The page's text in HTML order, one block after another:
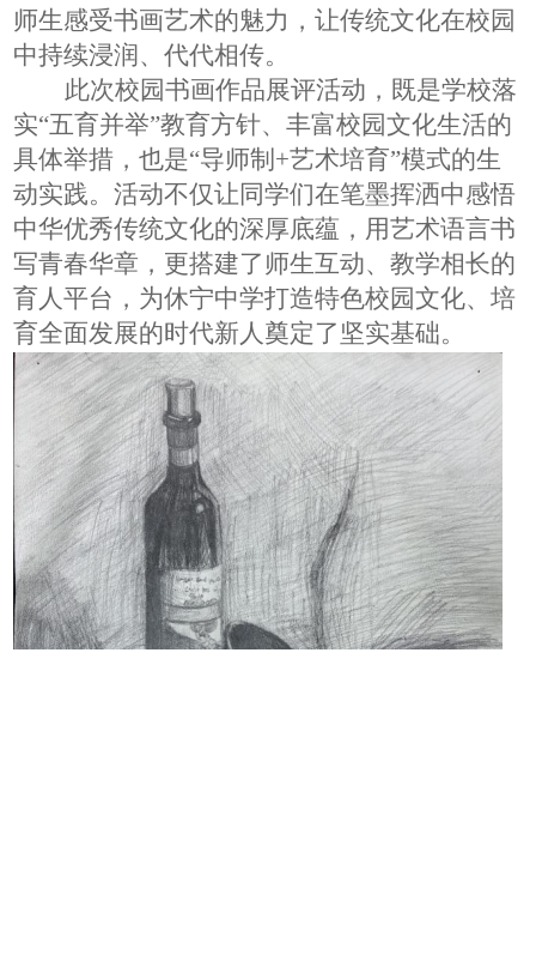
师生感受书画艺术的魅力 ，让传统文化在校园
中持续浸润、代代相传。
此次校园书画作品展评活动，既是学校落
实“五育并举”教育方针、丰富校园文化生活的
具体举措，也是“导师制+艺术培育”模式的生
动实践。活动不仅让同学们在笔墨挥洒中感悟
中华优秀传统文化的深厚底蕴，用艺术语言书
写青春华章，更搭建了师生互动、教学相长的
育人平台，为休宁中学打造特色校园文化、培
育全面发展的时代新人奠定了坚实基础。